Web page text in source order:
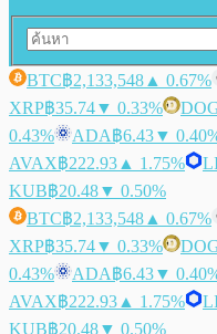
BTC฿2,133,548 ▲ 0.67%
XRP฿35.74▼ 0.33%
0.43%
ADA฿6.43▼
AVAX฿222.93 ▲ 1.75%
KUB฿20.48▼ 0.50%
BTC฿2,133,548 ▲ 0.67%
XRP฿35.74▼ 0.33%
0.43%
ADA฿6.43▼
AVAX฿222.93 ▲ 1.75%
KUB฿20.48▼ 0.50%